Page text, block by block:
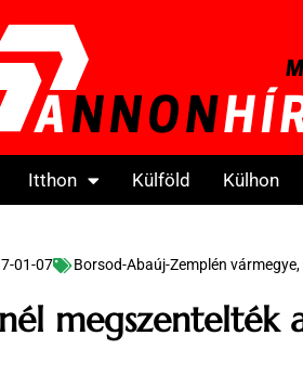
Itthon Külföld Külhon
01-07 Borsod-Abaúj-Zemplén vármegye,
megszentelték